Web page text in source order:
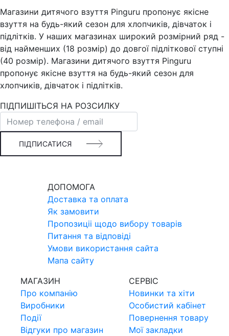
Магазини дитячого взуття Pinguru пропонує якісне
взуття на будь-який сезон для хлопчиків, дівчаток і
підлітків. У наших магазинах широкий розмірний ряд -
від найменших (18 розмір) до довгої підліткової ступні
(40 розмір). Магазини дитячого взуття Pinguru
пропонує якісне взуття на будь-який сезон для
хлопчиків, дівчаток і підлітків.
ПІДПИШІТЬСЯ НА РОЗСИЛКУ
ПІДПИСАТИСЯ
ДОПОМОГА
Доставка та оплата
Як замовити
Пропозицii щодо вибору товарiв
Питання та вiдповiдi
Умови використання сайта
Мапа сайту
МАГАЗИН
Про компанiю
Виробники
Події
Відгуки про магазин
СЕРВIС
Новинки та хiти
Особистий кабінет
Повернення товару
Мої закладки